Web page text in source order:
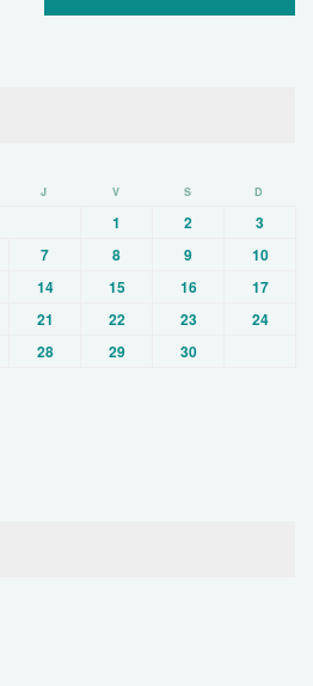
J V S D
1 2
3
7 8 9
10
14 15 16
17
21 22 23
24
28 29 30